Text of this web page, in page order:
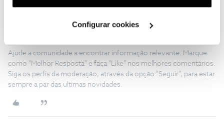
utilização dos cookies clicando em "Configurar
Configurar cookies
Obrigado
Ajude a comunidade a encontrar informação relevante. Marque
como "Melhor Resposta" e faça "Like" nos melhores comentários.
Siga os perfis da moderação, através da opção "Seguir", para estar
sempre a par das ultimas novidades.